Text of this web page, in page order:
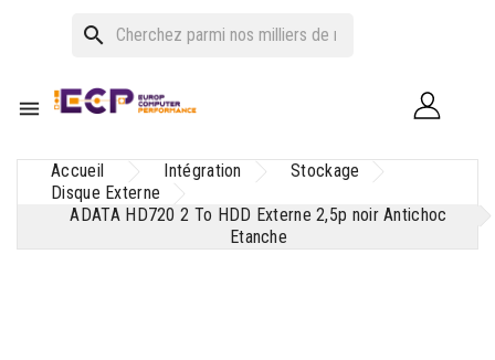
search

Accueil Intégration
Stockage
Disque Externe
ADATA HD720 2 To HDD Externe 2,5p noir Antichoc
Etanche